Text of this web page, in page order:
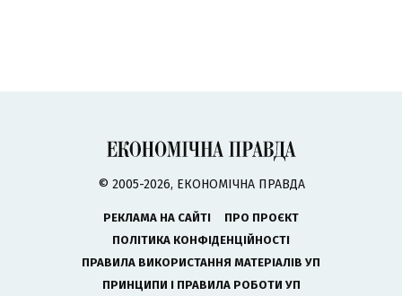
© 2005-2026, ЕКОНОМІЧНА ПРАВДА
РЕКЛАМА НА САЙТІ
ПРО ПРОЄКТ
ПОЛІТИКА КОНФІДЕНЦІЙНОСТІ
ПРАВИЛА ВИКОРИСТАННЯ МАТЕРІАЛІВ УП
ПРИНЦИПИ І ПРАВИЛА РОБОТИ УП